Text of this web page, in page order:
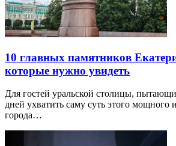
10 главных памятников
которые нужно увидеть
Для гостей уральской столицы,
дней ухватить саму суть этого мощного
города…